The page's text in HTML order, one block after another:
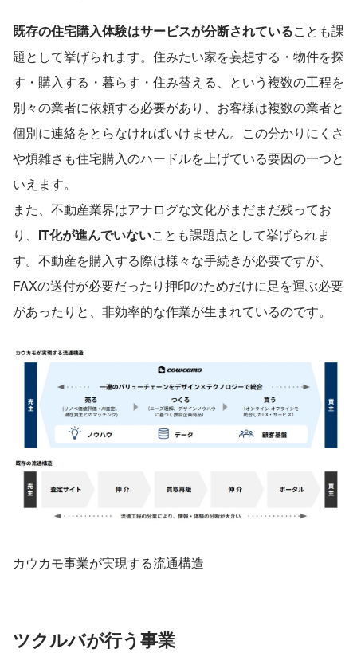
既存の住宅購入体験はサービスが分断されていることも課
題として挙げられます。住みたい家を妄想する・物件を探
す・購入する・暮らす・住み替える、という複数の工程を
別々の業者に依頼する必要があり、お客様は複数の業者と
個別に連絡をとらなければいけません。この分かりにくさ
や煩雑さも住宅購入のハードルを上げている要因の一つと
いえます。
また、不動産業界はアナログな文化がまだまだ残ってお
り、 IT化が進んでいないことも課題点として挙げられま
す。不動産を購入する際は様々な手続きが必要ですが、
FAXの送付が必要だったり押印のためだけに足を運ぶ必要
があったりと、非効率的な作業が生まれているのです。
カウカモ事業が実現する流通構造
ツクルバが行う事業